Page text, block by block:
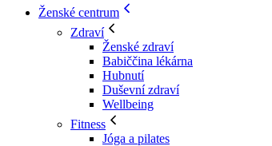
Ženské centrum
Zdraví
Ženské zdraví
Babiččina lékárna
Hubnutí
Duševní zdraví
Wellbeing
Fitness
Jóga a pilates